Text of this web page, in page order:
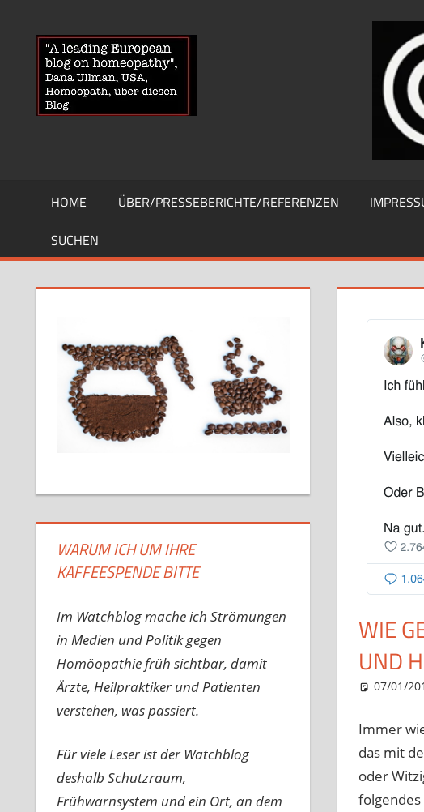
springen
News
über
Homöopathie
und
Globuli-
HOME ÜBER/PRESSEBERICHTE/REFERENZEN
SUCHEN
WIE
UND
07/01/
Immer
das mit
oder
folgendes
WARUM ICH UM IHRE
KAFFEESPENDE BITTE
Im Watchblog mache ich Strömungen
in Medien und Politik gegen
Homöopathie früh sichtbar, damit
Ärzte, Heilpraktiker und Patienten
verstehen, was passiert.
Für viele Leser ist der Watchblog
deshalb Schutzraum,
Frühwarnsystem und ein Ort, an dem